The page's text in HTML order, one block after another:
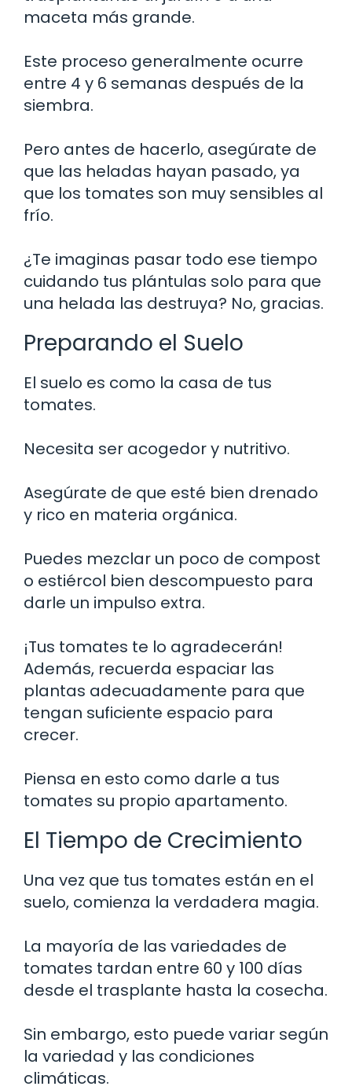
maceta más grande.
Este proceso generalmente ocurre
entre 4 y 6 semanas después de la
siembra.
Pero antes de hacerlo, asegúrate de
que las heladas hayan pasado, ya
que los tomates son muy sensibles al
frío.
¿Te imaginas pasar todo ese tiempo
cuidando tus plántulas solo para que
una helada las destruya? No, gracias.
Preparando el Suelo
El suelo es como la casa de tus
tomates.
Necesita ser acogedor y nutritivo.
Asegúrate de que esté bien drenado
y rico en materia orgánica.
Puedes mezclar un poco de compost
o estiércol bien descompuesto para
darle un impulso extra.
¡Tus tomates te lo agradecerán!
Además, recuerda espaciar las
plantas adecuadamente para que
tengan suficiente espacio para
crecer.
Piensa en esto como darle a tus
tomates su propio apartamento.
El Tiempo de Crecimiento
Una vez que tus tomates están en el
suelo, comienza la verdadera magia.
La mayoría de las variedades de
tomates tardan entre 60 y 100 días
desde el trasplante hasta la cosecha.
Sin embargo, esto puede variar según
la variedad y las condiciones
climáticas.